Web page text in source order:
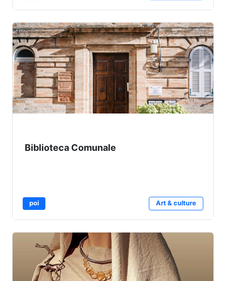
Biblioteca Comunale
poi Art & culture